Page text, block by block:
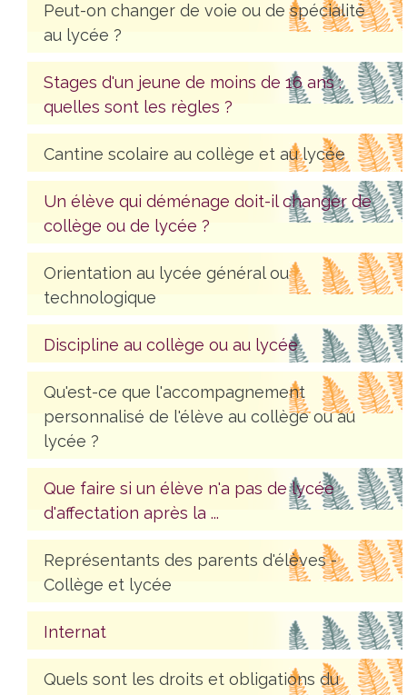
Peut-on changer de voie ou de spécialité
au lycée ?
Stages d'un jeune de moins de 16 ans :
quelles sont les règles ?
Cantine scolaire au collège et au lycée
Un élève qui déménage doit-il changer de
collège ou de lycée ?
Orientation au lycée général ou
technologique
Discipline au collège ou au lycée
Qu'est-ce que l'accompagnement
personnalisé de l'élève au collège ou au
lycée ?
Que faire si un élève n'a pas de lycée
d'affectation après la ...
Représentants des parents d'élèves -
Collège et lycée
Internat
Quels sont les droits et obligations du